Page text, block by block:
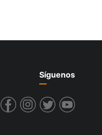
Síguenos